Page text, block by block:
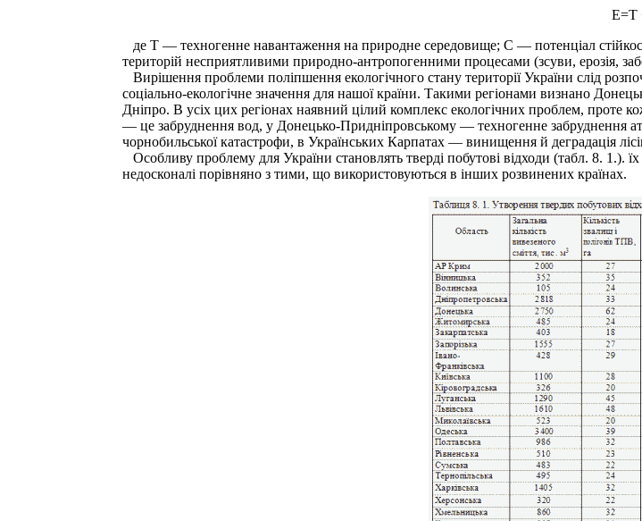
Е=Т
де Т — техногенне навантаження на природне середовище; С — потенціал
територій несприятливими природно-антропогенними процесами (зсуви, ерозія,
Вирішення проблеми поліпшення екологічного стану території України слід
соціально-екологічне значення для нашої країни. Такими регіонами визнано
Дніпро. В усіх цих регіонах наявний цілий комплекс екологічних проблем,
— це забруднення вод, у Донецько-Придніпровському — техногенне забруднення
чорнобильської катастрофи, в Українських Карпатах — винищення й деградація
Особливу проблему для України становлять тверді побутові відходи (табл. 8. 1.).
недосконалі порівняно з тими, що використовуються в інших розвинених країнах.